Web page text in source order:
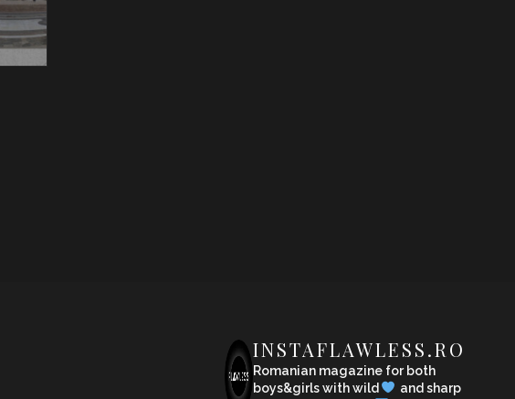
INSTAFLAWLESS.RO
Romanian magazine for both
boys&girls with wild
and sharp